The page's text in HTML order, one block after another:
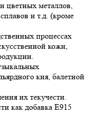
цветных металлов,
и т.д. (кроме
процессах
кожи,
кия, балетной
их текучести.
как добавка Е915